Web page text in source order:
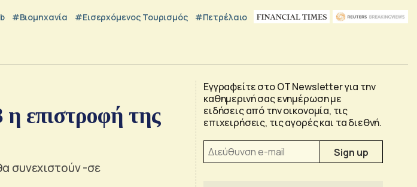
#Βιομηχανία #εισερχόμενος Τουρισμός #Πετρέλαιο
η επιστροφή της
συνεχιστούν -σε
Εγγραφείτε στο OT Newsletter για την
καθημερινή σας ενημέρωση με
ειδήσεις από την οικονομία, τις
επιχειρήσεις, τις αγορές και τα διεθνή.